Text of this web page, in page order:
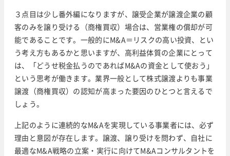
３点目は少し番外編になりますが、譲受企業が譲渡企業の顧
客のみを譲り受ける（商権買収）場合は、営業権の償却が可
能であることです。一般的にM&A＝リスクの高い投資、とい
う考え方もあるかと思いますが、高利益体質の企業にとって
は、「どうせ税金払うのであればM&Aの資金として使おう」
という思考が働きます。業界一般として株式譲渡よりも事業
譲渡（商権買収）の認知が高まった要因のひとつと言えるで
しょう。
上記のように連続的なM&Aを実現している事業者には、必ず
理由と意図が存在します。譲渡、譲り受けを問わず、自社に
最適なM&A戦略の立案・実行に向けてM&Aコンサルタントを